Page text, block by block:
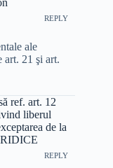
REPLY
ale
art. 21 şi art.
ref. art. 12
liberul
de la
REPLY